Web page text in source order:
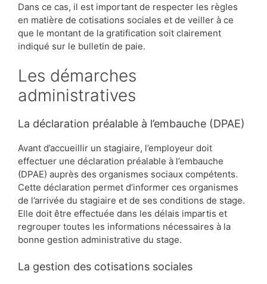
Dans ce cas, il est important de respecter les règles
en matière de cotisations sociales et de veiller à ce
que le montant de la gratification soit clairement
indiqué sur le bulletin de paie.
Les démarches
administratives
La déclaration préalable à l’embauche (DPAE)
Avant d’accueillir un stagiaire, l’employeur doit
effectuer une déclaration préalable à l’embauche
(DPAE) auprès des organismes sociaux compétents.
Cette déclaration permet d’informer ces organismes
de l’arrivée du stagiaire et de ses conditions de stage.
Elle doit être effectuée dans les délais impartis et
regrouper toutes les informations nécessaires à la
bonne gestion administrative du stage.
La gestion des cotisations sociales